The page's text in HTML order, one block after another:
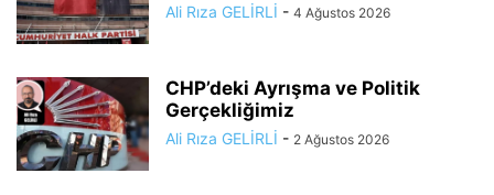
Ali Rıza GELİRLİ - 4 Ağustos 2026
CHP’deki Ayrışma ve Politik
Gerçekliğimiz
Ali Rıza GELİRLİ - 2 Ağustos 2026